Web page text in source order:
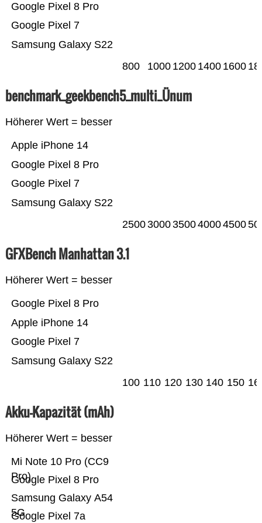
Samsung Galaxy S22
Google Pixel 7
Google Pixel 8 Pro
800 1000 1200 1400 1600
benchmark_geekbench5_multi_Ünum
Höherer Wert = besser
Samsung Galaxy S22
Google Pixel 7
Google Pixel 8 Pro
Apple iPhone 14
25003000350040004500
GFXBench Manhattan 3.1
Höherer Wert = besser
Samsung Galaxy S22
Google Pixel 7
Apple iPhone 14
Google Pixel 8 Pro
100 110 120 130 140 150
Akku-Kapazität (mAh)
Höherer Wert = besser
Google Pixel 7a
Samsung Galaxy A54
5G
Google Pixel 8 Pro
Mi Note 10 Pro (CC9
Pro)